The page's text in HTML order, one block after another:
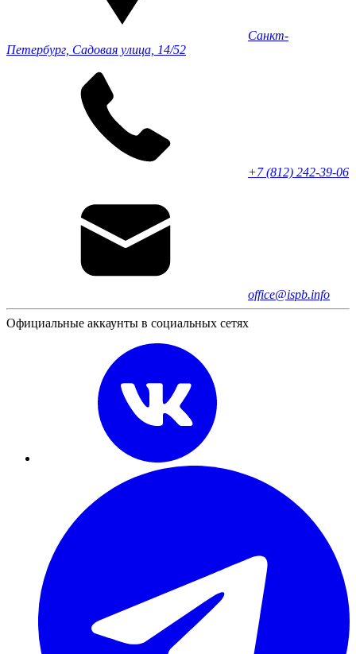
Санкт-
Петербург, Садовая улица, 14/52
+7 (812) 242-39-06
office@ispb.info
Официальные аккаунты в социальных сетях